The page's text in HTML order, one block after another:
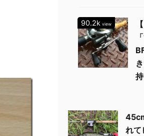
90.2k view
れて